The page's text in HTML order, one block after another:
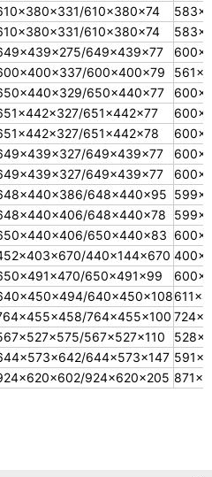
610×380×74
610×380×74
649×439×77
600×400×79
650×440×77
651×442×77
651×442×78
649×439×77
649×439×77
648×440×95
648×440×78
650×440×83
440×144×670
650×491×99
640×450×108
764×455×100
567×527×110
644×573×147
924×620×205